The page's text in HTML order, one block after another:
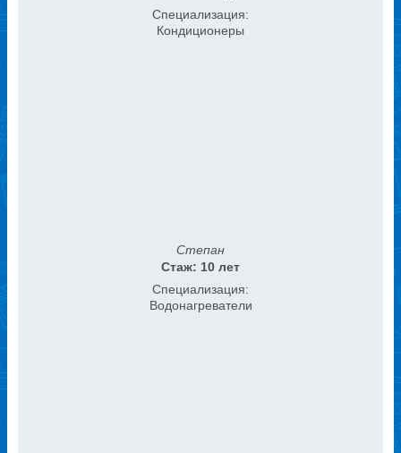
Специализация:
Кондиционеры
Степан
Стаж: 10 лет
Специализация:
Водонагреватели